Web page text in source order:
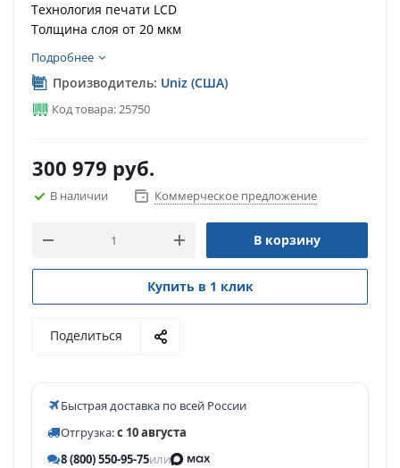
Технология печати LCD
Толщина слоя от 20 мкм
Подробнее
Производитель: Uniz (США)
Код товара: 25750
300 979 руб.
В наличии Коммерческое предложение
В корзину
Купить в 1 клик
Поделиться
Быстрая доставка по всей России
Отгрузка:с 10 августа
8 (800) 550-95-75или